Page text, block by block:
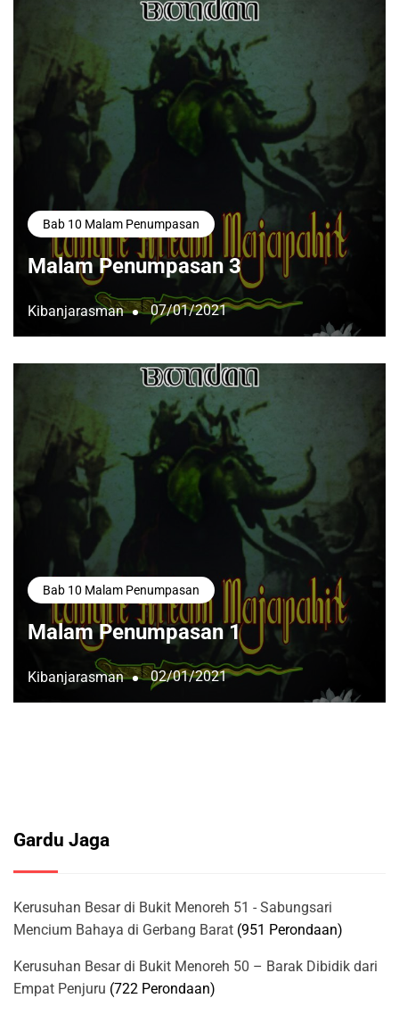
Bab 10 Malam Penumpasan
Malam Penumpasan 3
Kibanjarasman 07/01/2021
Bab 10 Malam Penumpasan
Malam Penumpasan 1
Kibanjarasman 02/01/2021
Gardu Jaga
Kerusuhan Besar di Bukit Menoreh 51 - Sabungsari
Mencium Bahaya di Gerbang Barat (951 Perondaan)
Kerusuhan Besar di Bukit Menoreh 50 – Barak Dibidik dari
Empat Penjuru (722 Perondaan)